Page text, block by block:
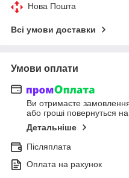
Нова Пошта
Всі умови доставки
Умови оплати
Ви отримаєте
або гроші повернуться
Детальніше
Післяплата
Оплата на рахунок